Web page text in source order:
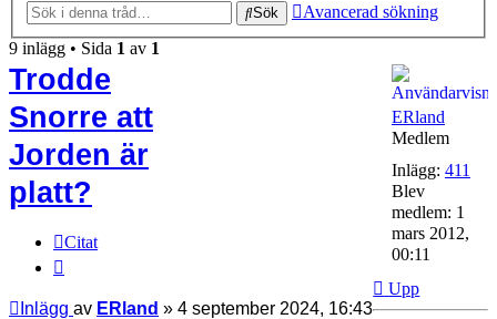
Sök
Avancerad sökning
9 inlägg • Sida 1 av 1
ERland
Medlem
Inlägg: 411
Blev
medlem: 1
mars 2012,
00:11
Trodde
Snorre att
Jorden är
platt?
Citat
Inlägg av ERland » 4 september 2024, 16:43
Upp